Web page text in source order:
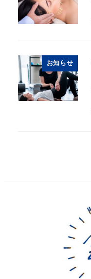
お知らせ